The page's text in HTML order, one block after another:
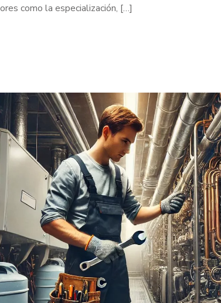
como la especialización, […]